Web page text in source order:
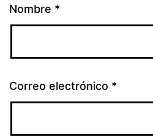
Nombre *
Correo electrónico *